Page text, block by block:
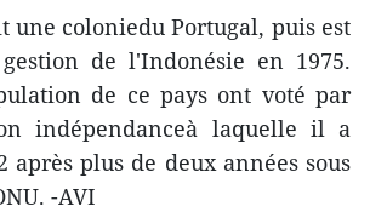
une coloniedu Portugal, puis est
de l'Indonésie en 1975.
de ce pays ont voté par
indépendanceà laquelle il a
après plus de deux années sous
-AVI